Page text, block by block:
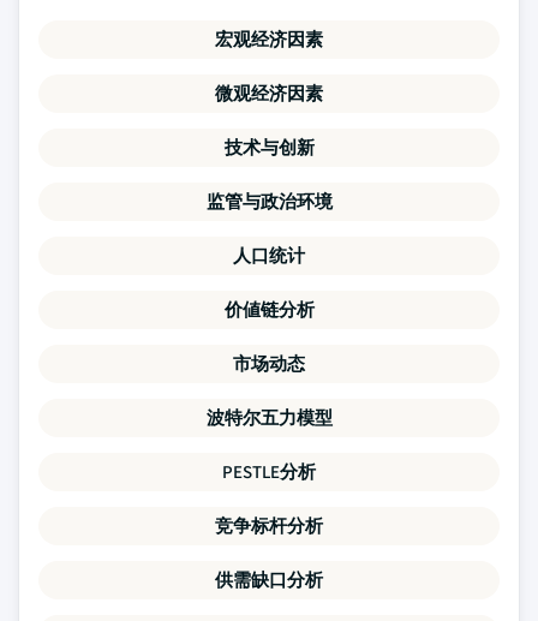
宏观经济因素
微观经济因素
技术与创新
监管与政治环境
人口统计
价値链分析
市场动态
波特尔五力模型
PESTLE分析
竞争标杆分析
供需缺口分析